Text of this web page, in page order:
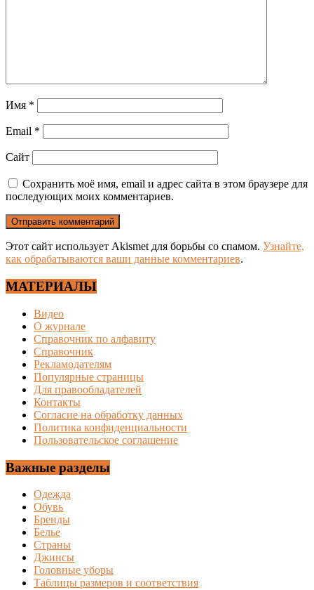
Имя *
Email *
Сайт
Сохранить моё имя, email и адрес сайта в этом браузере для
последующих моих комментариев.
Этот сайт использует Akismet для борьбы со спамом. Узнайте,
как обрабатываются ваши данные комментариев.
МАТЕРИАЛЫ
Видео
О журнале
Справочник по алфавиту
Справочник
Рекламодателям
Популярные страницы
Для правообладателей
Контакты
Согласие на обработку данных
Политика конфиденциальности
Пользовательское соглашение
Важные разделы
Одежда
Обувь
Бренды
Белье
Страны
Джинсы
Головные уборы
Таблицы размеров и соответствия